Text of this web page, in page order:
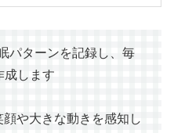
パターンを記録し、毎
成します
や大きな動きを感知し